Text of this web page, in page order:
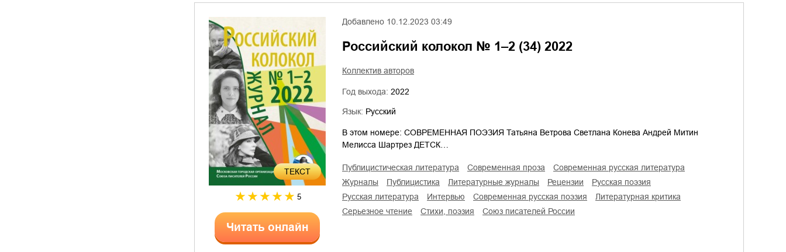
ТЕКСТ
5
Читать онлайн
Добавлено 10.12.2023 03:49
Российский колокол № 1–2 (34) 2022
Коллектив авторов
Год выхода: 2022
Язык: Русский
В этом номере: СОВРЕМЕННАЯ ПОЭЗИЯ Татьяна Ветрова Светлана Конева Андрей Митин
Мелисса Шартрез ДЕТСК…
публицистическая литература современная проза
современная русская литература
журналы
публицистика литературные журналы рецензии
русская поэзия
русская литература
интервью современная русская поэзия
литературная критика
серьезное чтение
cтихи, поэзия Союз писателей России